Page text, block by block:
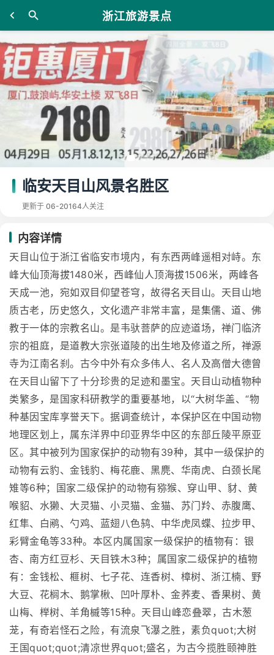
浙江旅游景点
临安天目山风景名胜区
更新于 06-20164人关注
内容详情
天目山位于浙江省临安市境内，有东西两峰遥相对峙。东
峰大仙顶海拔1480米，西峰仙人顶海拔1506米，两峰各
天成一池，宛如双目仰望苍穹，故得名天目山。天目山地
质古老，历史悠久，文化遗产非常丰富，是集儒、道、佛
教于一体的宗教名山。是韦驮菩萨的应迹道场，禅门临济
宗的祖庭，是道教大宗张道陵的出生地及修道之所，禅源
寺为江南名刹。古今中外有众多伟人、名人及高僧大德曾
在天目山留下了十分珍贵的足迹和墨宝。天目山动植物种
类繁多，是国家科研教学的重要基地，以“大树华盖、“物
种基因宝库享誉天下。据调查统计，本保护区在中国动物
地理区划上，属东洋界中印亚界华中区的东部丘陵平原亚
区。其中被列为国家保护的动物有39种，其中一级保护的
动物有云豹、金钱豹、梅花鹿、黑麂、华南虎、白颈长尾
雉等6种；国家二级保护的动物有猕猴、穿山甲、豺、黄
喉貂、水獭、大灵猫、小灵猫、金猫、苏门羚、赤腹鹰、
红隼、白鹇、勺鸡、蓝翅八色鸫、中华虎凤蝶、拉步甲、
彩臂金龟等33种。本区内属国家一级保护的植物有：银
杏、南方红豆杉、天目铁木3种；属国家二级保护的植物
有：金钱松、榧树、七子花、连香树、樟树、浙江楠、野
大豆、花榈木、鹅掌楸、凹叶厚朴、金荞麦、香果树、黄
山梅、榉树、羊角槭等15种。天目山峰恋叠翠，古木葱
茏，有奇岩怪石之险，有流泉飞瀑之胜，素负quot;大树
王国quot;quot;清凉世界quot;盛名，为古今揽胜颐神胜